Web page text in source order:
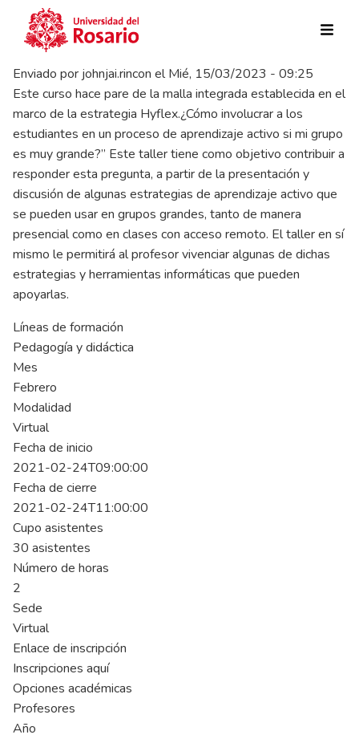
Pasar al contenido principal
Enviado por johnjai.rincon elMié, 15/03/2023 - 09:25
Este curso hace pare de la malla integrada establecida en el
marco de la estrategia Hyflex.¿Cómo involucrar a los
estudiantes en un proceso de aprendizaje activo si mi grupo
es muy grande?” Este taller tiene como objetivo contribuir a
responder esta pregunta, a partir de la presentación y
discusión de algunas estrategias de aprendizaje activo que
se pueden usar en grupos grandes, tanto de manera
presencial como en clases con acceso remoto. El taller en sí
mismo le permitirá al profesor vivenciar algunas de dichas
estrategias y herramientas informáticas que pueden
apoyarlas.
Líneas de formación
Pedagogía y didáctica
Mes
Febrero
Modalidad
Virtual
Fecha de inicio
2021-02-24T09:00:00
Fecha de cierre
2021-02-24T11:00:00
Cupo asistentes
30 asistentes
Número de horas
2
Sede
Virtual
Enlace de inscripción
Inscripciones aquí
Opciones académicas
Profesores
Año